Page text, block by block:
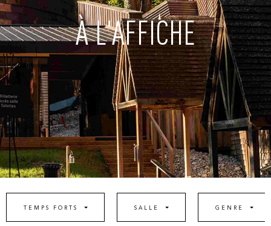
À L'AFFICHE
TEMPS FORTS SALLE GENRE